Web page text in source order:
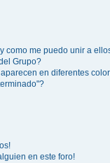
como me puedo unir a
Grupo?
en diferentes
en este foro!